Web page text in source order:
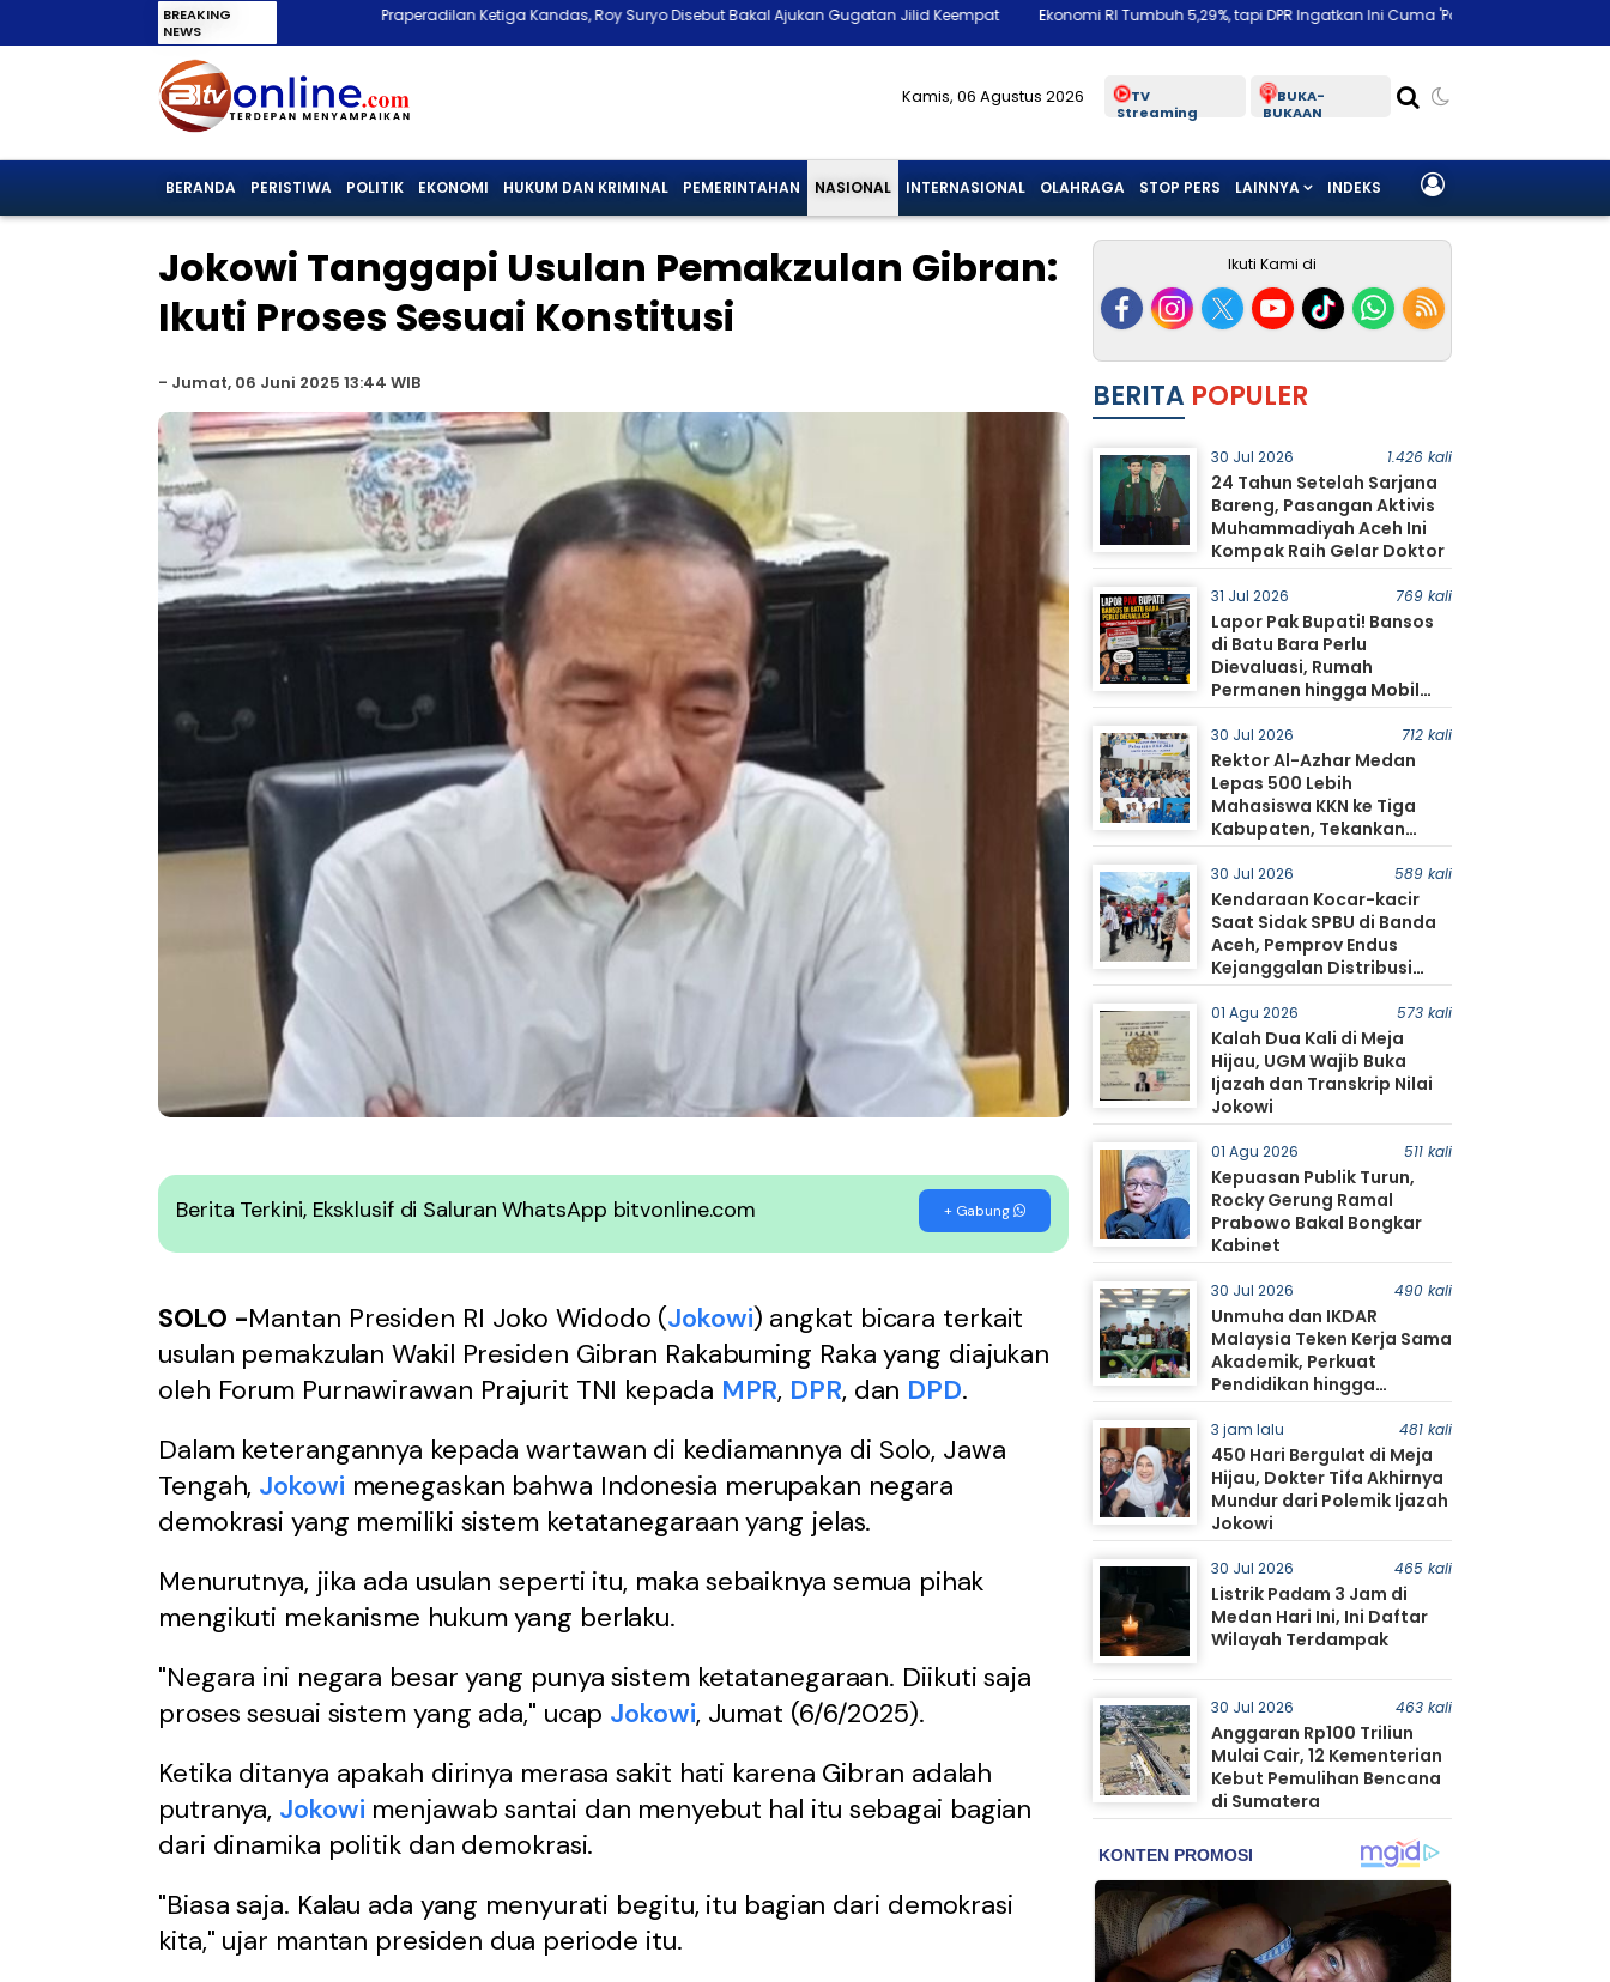
BREAKING
NEWS
Praperadilan Ketiga Kandas, Roy Suryo Disebut Bakal Ajukan Gugatan Jilid Keempat Ekonomi RI Tumbuh 5,29%, tapi DPR Ingatkan Ini Cuma 'Panas-panas Musiman'
Kamis, 06 Agustus 2026
TV
Streaming
BUKA-
BUKAAN
BERANDA PERISTIWA POLITIK EKONOMI HUKUM DAN KRIMINAL PEMERINTAHAN NASIONAL INTERNASIONAL OLAHRAGA STOP PERS LAINNYA INDEKS
Jokowi Tanggapi Usulan Pemakzulan Gibran:
Ikuti Proses Sesuai Konstitusi
- Jumat, 06 Juni 2025 13:44 WIB
Berita Terkini, Eksklusif di Saluran WhatsApp bitvonline.com + Gabung
SOLO -Mantan Presiden RI Joko Widodo (Jokowi) angkat bicara terkait
usulan pemakzulan Wakil Presiden Gibran Rakabuming Raka yang diajukan
oleh Forum Purnawirawan Prajurit TNI kepada MPR, DPR, dan DPD.
Dalam keterangannya kepada wartawan di kediamannya di Solo, Jawa
Tengah, Jokowi menegaskan bahwa Indonesia merupakan negara
demokrasi yang memiliki sistem ketatanegaraan yang jelas.
Menurutnya, jika ada usulan seperti itu, maka sebaiknya semua pihak
mengikuti mekanisme hukum yang berlaku.
"Negara ini negara besar yang punya sistem ketatanegaraan. Diikuti saja
proses sesuai sistem yang ada," ucap Jokowi, Jumat (6/6/2025).
Ketika ditanya apakah dirinya merasa sakit hati karena Gibran adalah
putranya, Jokowi menjawab santai dan menyebut hal itu sebagai bagian
dari dinamika politik dan demokrasi.
"Biasa saja. Kalau ada yang menyurati begitu, itu bagian dari demokrasi
kita," ujar mantan presiden dua periode itu.
Ikuti Kami di
BERITA POPULER
30 Jul 2026 1.426 kali
24 Tahun Setelah Sarjana
Bareng, Pasangan Aktivis
Muhammadiyah Aceh Ini
Kompak Raih Gelar Doktor
31 Jul 2026 769 kali
Lapor Pak Bupati! Bansos
di Batu Bara Perlu
Dievaluasi, Rumah
Permanen hingga Mobil
Jadi Sorotan Warga
30 Jul 2026 712 kali
Rektor Al-Azhar Medan
Lepas 500 Lebih
Mahasiswa KKN ke Tiga
Kabupaten, Tekankan
Pengabdian dan
Kolaborasi dengan
Masyarakat
30 Jul 2026 589 kali
Kendaraan Kocar-kacir
Saat Sidak SPBU di Banda
Aceh, Pemprov Endus
Kejanggalan Distribusi
BBM
01 Agu 2026 573 kali
Kalah Dua Kali di Meja
Hijau, UGM Wajib Buka
Ijazah dan Transkrip Nilai
Jokowi
01 Agu 2026 511 kali
Kepuasan Publik Turun,
Rocky Gerung Ramal
Prabowo Bakal Bongkar
Kabinet
30 Jul 2026 490 kali
Unmuha dan IKDAR
Malaysia Teken Kerja Sama
Akademik, Perkuat
Pendidikan hingga
Pertukaran Mahasiswa
3 jam lalu 481 kali
450 Hari Bergulat di Meja
Hijau, Dokter Tifa Akhirnya
Mundur dari Polemik Ijazah
Jokowi
30 Jul 2026 465 kali
Listrik Padam 3 Jam di
Medan Hari Ini, Ini Daftar
Wilayah Terdampak
30 Jul 2026 463 kali
Anggaran Rp100 Triliun
Mulai Cair, 12 Kementerian
Kebut Pemulihan Bencana
di Sumatera